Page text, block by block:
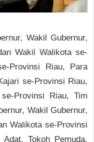
Wakil Gubernur,
Wakil Walikota se-
Provinsi Riau, Para
se-Provinsi Riau,
Provinsi Riau, Tim
Wakil Gubernur,
Walikota se-Provinsi
Tokoh Pemuda,